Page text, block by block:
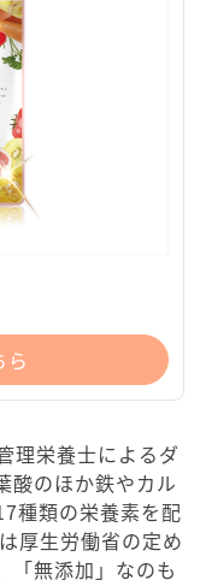
ら
理栄養士によるダ
酸のほか鉄やカル
種類の栄養素を配
厚生労働省の定め
「無添加」なのも